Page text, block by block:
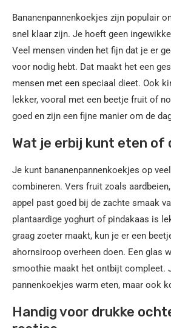
Bananenpannenkoekjes zijn populair
snel klaar zijn. Je hoeft geen
Veel mensen vinden het fijn dat je er
voor nodig hebt. Dat maakt het een
mensen met een speciaal dieet. Ook
lekker, vooral met een beetje fruit of
goed en zijn een fijne manier om de
Wat je erbij kunt eten of
Je kunt bananenpannenkoekjes op
combineren. Vers fruit zoals
appel past goed bij de zachte smaak
plantaardige yoghurt of pindakaas is
graag zoeter maakt, kun je er een
ahornsiroop overheen doen. Een glas
smoothie maakt het ontbijt compleet.
pannenkoekjes warm eten, maar ook
Handig voor drukke